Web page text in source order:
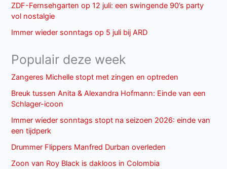
ZDF-Fernsehgarten op 12 juli: een swingende 90’s party
vol nostalgie
Immer wieder sonntags op 5 juli bij ARD
Populair deze week
Zangeres Michelle stopt met zingen en optreden
Breuk tussen Anita & Alexandra Hofmann: Einde van een
Schlager-icoon
Immer wieder sonntags stopt na seizoen 2026: einde van
een tijdperk
Drummer Flippers Manfred Durban overleden
Zoon van Roy Black is dakloos in Colombia